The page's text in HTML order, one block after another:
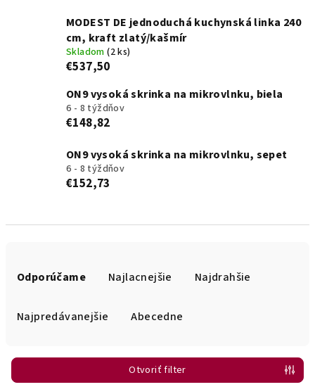
MODEST DE jednoduchá kuchynská linka 240
cm, kraft zlatý/kašmír
Skladom(2 ks)
€537,50
ON9 vysoká skrinka na mikrovlnku, biela
6 - 8 týždňov
€148,82
ON9 vysoká skrinka na mikrovlnku, sepet
6 - 8 týždňov
€152,73
e
Odporúčame Najlacnejšie Najdrahšie
Najpredávanejšie Abecedne
Otvoriť filter